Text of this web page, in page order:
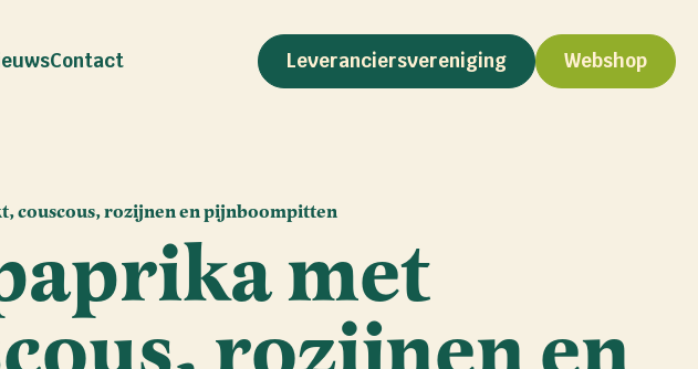
Contact Leveranciersvereniging Webshop
couscous, rozijnen en pijnboompitten
met